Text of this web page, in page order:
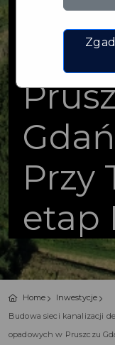
Przy
etap I
Home
Inwestycje
Budowa sieci kanalizacji
opadowych w Pruszczu